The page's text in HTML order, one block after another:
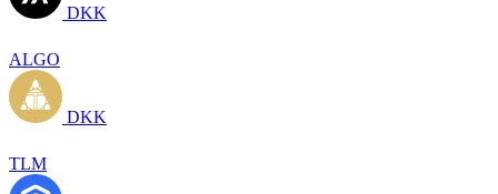
DKK
ALGO
DKK
TLM